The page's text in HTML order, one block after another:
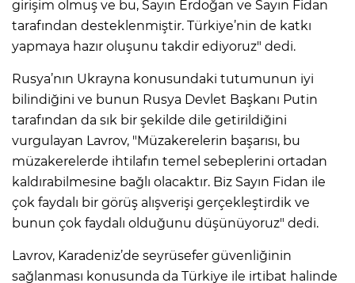
girişim olmuş ve bu, Sayın Erdoğan ve Sayın Fidan
tarafından desteklenmiştir. Türkiye’nin de katkı
yapmaya hazır oluşunu takdir ediyoruz" dedi.
Rusya’nın Ukrayna konusundaki tutumunun iyi
bilindiğini ve bunun Rusya Devlet Başkanı Putin
tarafından da sık bir şekilde dile getirildiğini
vurgulayan Lavrov, "Müzakerelerin başarısı, bu
müzakerelerde ihtilafın temel sebeplerini ortadan
kaldırabilmesine bağlı olacaktır. Biz Sayın Fidan ile
çok faydalı bir görüş alışverişi gerçekleştirdik ve
bunun çok faydalı olduğunu düşünüyoruz" dedi.
Lavrov, Karadeniz’de seyrüsefer güvenliğinin
sağlanması konusunda da Türkiye ile irtibat halinde